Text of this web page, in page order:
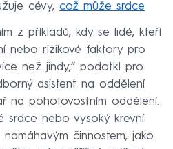
cévy, což může srdce
z příkladů, kdy se lidé, kteří
nebo rizikové faktory pro
než jindy,“ podotkl pro
asistent na oddělení
na pohotovostním oddělení.
srdce nebo vysoký krevní
činnostem, jako